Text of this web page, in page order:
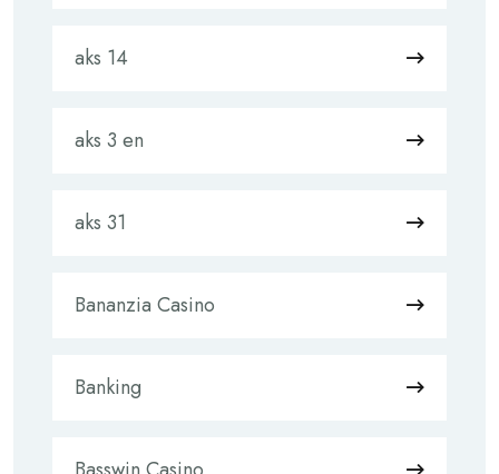
aks 14
aks 3 en
aks 31
Bananzia Casino
Banking